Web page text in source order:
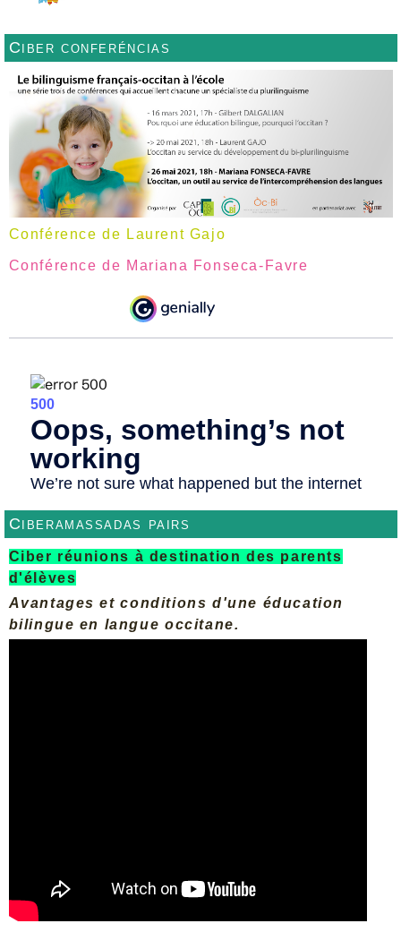
Ciber conferéncias
Conférence de Laurent Gajo
Conférence de Mariana Fonseca-Favre
Ciberamassadas pairs
Ciber réunions à destination des parents
d'élèves
Avantages et conditions d'une éducation
bilingue en langue occitane.